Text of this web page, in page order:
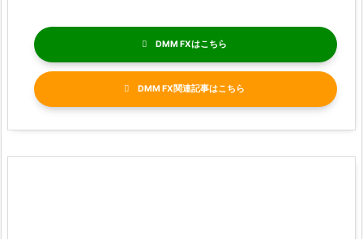
DMM FX
DMM FX関連記事